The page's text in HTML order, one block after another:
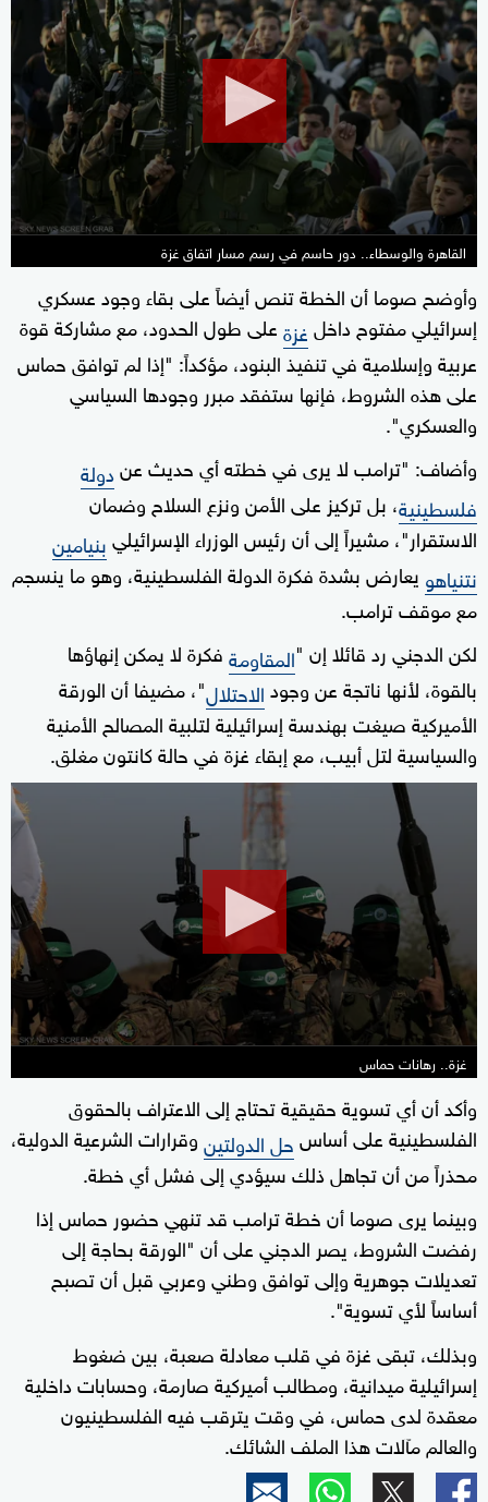
seconds
of
15
minutes,
48
seconds
القاهرة والوسطاء.. دور حاسم في رسم مسار اتفاق غزة
وأوضح صوما أن الخطة تنص أيضاً على بقاء وجود عسكري
إسرائيلي مفتوح داخلغزةعلى طول الحدود، مع مشاركة قوة
عربية وإسلامية في تنفيذ البنود، مؤكداً: "إذا لم توافق حماس
على هذه الشروط، فإنها ستفقد مبرر وجودها السياسي
والعسكري".
وأضاف: "ترامب لا يرى في خطته أي حديث عندولة
فلسطينية، بل تركيز على الأمن ونزع السلاح وضمان
الاستقرار"، مشيراً إلى أن رئيس الوزراء الإسرائيليبنيامين
نتنياهو يعارض بشدة فكرة الدولة الفلسطينية، وهو ما ينسجم
مع موقف ترامب.
لكن الدجني رد قائلا إن "المقاومةفكرة لا يمكن إنهاؤها
بالقوة، لأنها ناتجة عن وجودالاحتلال"، مضيفا أن الورقة
الأميركية صيغت بهندسة إسرائيلية لتلبية المصالح الأمنية
والسياسية لتل أبيب، مع إبقاء غزة في حالة كانتون مغلق.
0
seconds
minutes,
53
seconds
غزة.. رهانات حماس
وأكد أن أي تسوية حقيقية تحتاج إلى الاعتراف بالحقوق
الفلسطينية على أساسحل الدولتينوقرارات الشرعية الدولية،
محذراً من أن تجاهل ذلك سيؤدي إلى فشل أي خطة.
وبينما يرى صوما أن خطة ترامب قد تنهي حضور حماس إذا
رفضت الشروط، يصر الدجني على أن "الورقة بحاجة إلى
تعديلات جوهرية وإلى توافق وطني وعربي قبل أن تصبح
أساساً لأي تسوية".
وبذلك، تبقى غزة في قلب معادلة صعبة، بين ضغوط
إسرائيلية ميدانية، ومطالب أميركية صارمة، وحسابات داخلية
معقدة لدى حماس، في وقت يترقب فيه الفلسطينيون
والعالم مآلات هذا الملف الشائك.